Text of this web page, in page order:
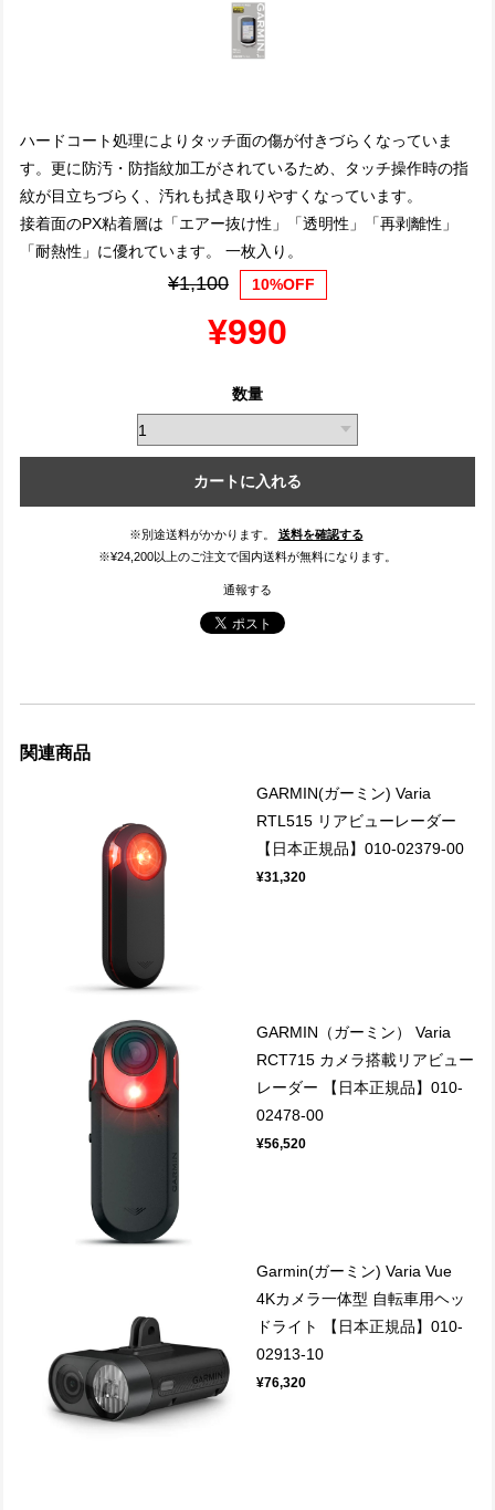
ハードコート処理によりタッチ面の傷が付きづらくなっていま
す。更に防汚・防指紋加工がされているため、タッチ操作時の指
紋が目立ちづらく、汚れも拭き取りやすくなっています。
接着面のPX粘着層は「エアー抜け性」「透明性」「再剥離性」
「耐熱性」に優れています。 一枚入り。
¥1,100 10%OFF
¥990
数量
カートに入れる
※別途送料がかかります。
送料を確認する
※¥24,200以上のご注文で国内送料が無料になります。
通報する
関連商品
GARMIN(ガーミン) Varia
RTL515 リアビューレーダー
【日本正規品】010-02379-00
¥31,320
GARMIN（ガーミン） Varia
RCT715 カメラ搭載リアビュー
レーダー 【日本正規品】010-
02478-00
¥56,520
Garmin(ガーミン) Varia Vue
4Kカメラ一体型 自転車用ヘッ
ドライト 【日本正規品】010-
02913-10
¥76,320